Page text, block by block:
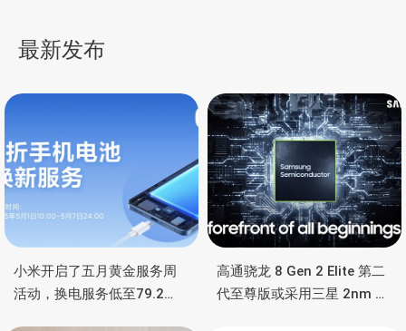
航
最新发布
小米开启了五月黄金服务周
活动，换电服务低至79.2
高通骁龙 8 Gen 2 Elite 第二
代至尊版或采用三星 2nm 工